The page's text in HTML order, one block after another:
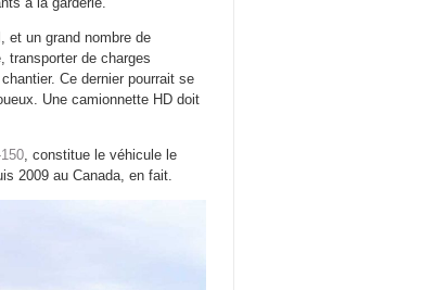
et un grand nombre de
transporter de charges
Ce dernier pourrait se
Une camionnette HD doit
, constitue le véhicule le
2009 au Canada, en fait.